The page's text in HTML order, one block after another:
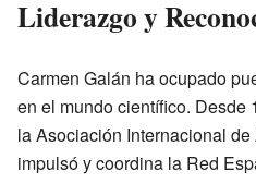
Liderazgo y
Carmen Galán ha ocupado
en el mundo científico. Desde
la Asociación Internacional
impulsó y coordina la Red